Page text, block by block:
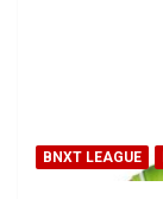
BNXT LEAGUE